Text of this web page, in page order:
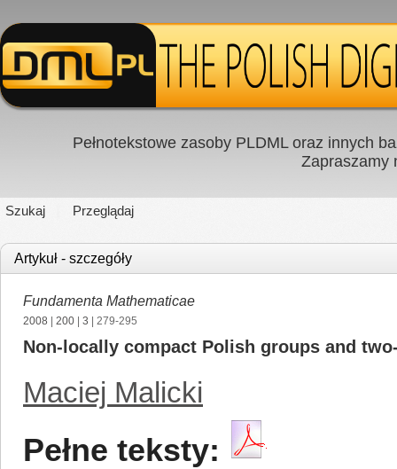
Pełnotekstowe zasoby PLDML oraz innych
Zapraszamy
Szukaj Przeglądaj
Artykuł - szczegóły
Fundamenta Mathematicae
2008 200 3 | 279-295
Non-locally compact Polish groups and
Maciej Malicki
Pełne teksty: